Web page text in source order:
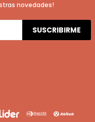
novedades!
SUSCRIBIRME